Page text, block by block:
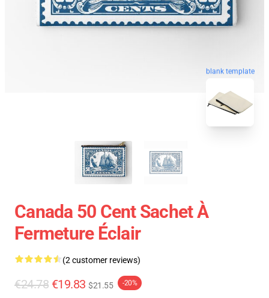
blank template
Canada 50 Cent Sachet À
Fermeture Éclair
(2 customer reviews)
€24.78 €19.83 $21.55 -20%